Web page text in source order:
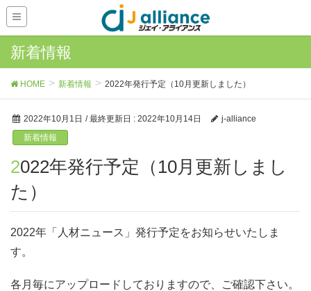
新着情報
HOME 新着情報 2022年発行予定（10月更新しました）
2022年10月1日 / 最終更新日 : 2022年10月14日
j-alliance
新着情報
2022年発行予定（10月更新しまし
た）
2022年「人材ニュース」発行予定をお知らせいたしま
す。
各月毎にアップロードしておりますので、ご確認下さい。